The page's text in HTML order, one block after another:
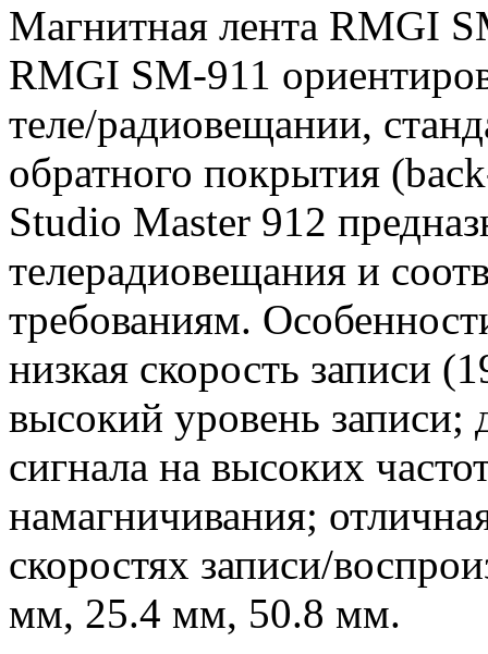
Магнитная лента RMGI
RMGI SM-911
теле/радиовещании,
обратного покрытия
Studio Master 912
телерадиовещания и
требованиям.
низкая скорость записи
высокий уровень записи;
сигнала на высоких
намагничивания;
скоростях записи/
мм, 25.4 мм, 50.8 мм.